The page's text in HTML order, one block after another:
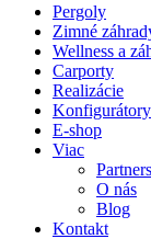
Pergoly
Zimné
Wellness a
Carporty
Realizácie
Konfigurátory
E-shop
Viac
O nás
Blog
Kontakt